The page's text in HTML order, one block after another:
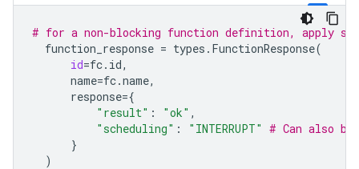
# for a non-blocking function definition, apply
function_response = types . FunctionResponse(
id=fc. id,
name=fc.name,
response={
"result" : "ok" ,
"scheduling" : "INTERRUPT" # Can also be
}
)